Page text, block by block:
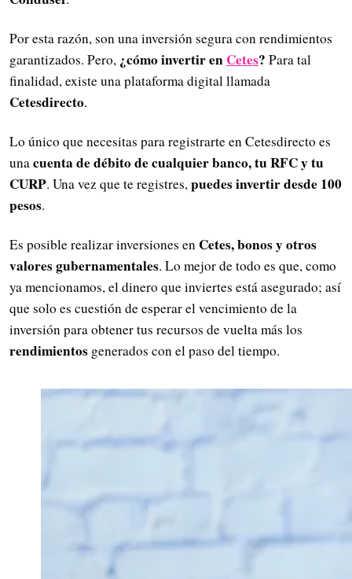
Por esta razón, son una inversión segura con rendimientos
garantizados. Pero, ¿cómo invertir en Cetes? Para tal
finalidad, existe una plataforma digital llamada
Cetesdirecto.
Lo único que necesitas para registrarte en Cetesdirecto es
unacuenta de débito de cualquier banco, tu RFC y tu
CURP. Una vez que te registres,puedes invertir desde 100
pesos.
Es posible realizar inversiones en Cetes, bonos y otros
valores gubernamentales. Lo mejor de todo es que, como
ya mencionamos, el dinero que inviertes está asegurado; así
que solo es cuestión de esperar el vencimiento de la
inversión para obtener tus recursos de vuelta más los
rendimientos generados con el paso del tiempo.